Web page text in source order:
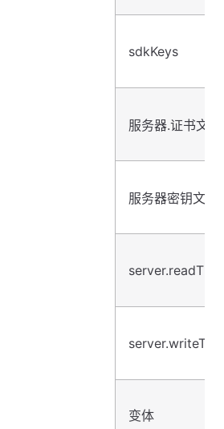
sdkKeys
服务器.证书文件
服务器密钥文件
变体